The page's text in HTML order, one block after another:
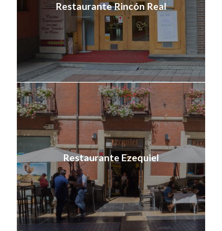
Restaurante Rincón Real
Restaurante Ezequiel